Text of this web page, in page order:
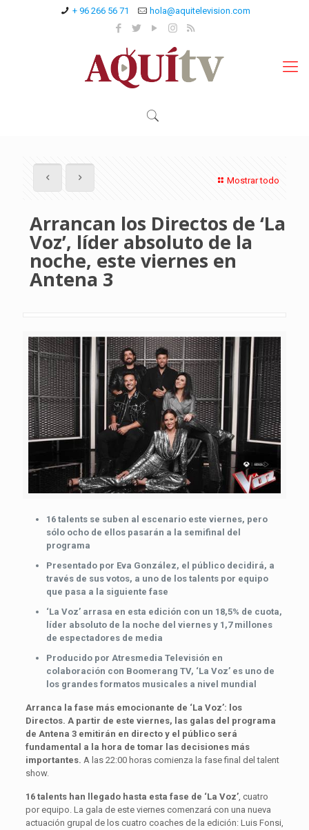
+ 96 266 56 71 hola@aquitelevision.com
Mostrar todo
Arrancan los Directos de ‘La
Voz’, líder absoluto de la
noche, este viernes en
Antena 3
16 talents se suben al escenario este viernes, pero
sólo ocho de ellos pasarán a la semifinal del
programa
Presentado por Eva González, el público decidirá, a
través de sus votos, a uno de los talents por equipo
que pasa a la siguiente fase
‘La Voz’ arrasa en esta edición con un 18,5% de cuota,
líder absoluto de la noche del viernes y 1,7 millones
de espectadores de media
Producido por Atresmedia Televisión en
colaboración con Boomerang TV, ‘La Voz’ es uno de
los grandes formatos musicales a nivel mundial
Arranca la fase más emocionante de ‘La Voz’: los
Directos. A partir de este viernes, las galas del programa
de Antena 3 emitirán en directo y el público será
fundamental a la hora de tomar las decisiones más
importantes. A las 22:00 horas comienza la fase final del talent
show.
16 talents han llegado hasta esta fase de ‘La Voz’, cuatro
por equipo. La gala de este viernes comenzará con una nueva
actuación grupal de los cuatro coaches de la edición: Luis Fonsi,